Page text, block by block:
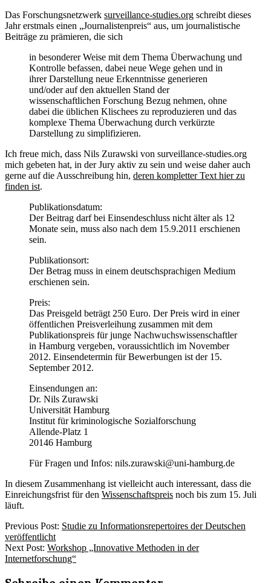
Das Forschungsnetzwerk surveillance-studies.org schreibt dieses
Jahr erstmals einen „Journalistenpreis“ aus, um journalistische
Beiträge zu prämieren, die sich
in besonderer Weise mit dem Thema Überwachung und
Kontrolle befassen, dabei neue Wege gehen und in
ihrer Darstellung neue Erkenntnisse generieren
und/oder auf den aktuellen Stand der
wissenschaftlichen Forschung Bezug nehmen, ohne
dabei die üblichen Klischees zu reproduzieren und das
komplexe Thema Überwachung durch verkürzte
Darstellung zu simplifizieren.
Ich freue mich, dass Nils Zurawski von surveillance-studies.org
mich gebeten hat, in der Jury aktiv zu sein und weise daher auch
gerne auf die Ausschreibung hin, deren kompletter Text hier zu
finden ist.
Publikationsdatum:
Der Beitrag darf bei Einsendeschluss nicht älter als 12
Monate sein, muss also nach dem 15.9.2011 erschienen
sein.
Publikationsort:
Der Betrag muss in einem deutschsprachigen Medium
erschienen sein.
Preis:
Das Preisgeld beträgt 250 Euro. Der Preis wird in einer
öffentlichen Preisverleihung zusammen mit dem
Publikationspreis für junge Nachwuchswissenschaftler
in Hamburg vergeben, voraussichtlich im November
2012. Einsendetermin für Bewerbungen ist der 15.
September 2012.
Einsendungen an:
Dr. Nils Zurawski
Universität Hamburg
Institut für kriminologische Sozialforschung
Allende-Platz 1
20146 Hamburg
Für Fragen und Infos: nils.zurawski@uni-hamburg.de
In diesem Zusammenhang ist vielleicht auch interessant, dass die
Einreichungsfrist für den Wissenschaftspreis noch bis zum 15. Juli
läuft.
2012-
07-
02
Previous Post: Studie zu Informationsrepertoires der Deutschen
veröffentlicht
Next Post: Workshop „Innovative Methoden in der
Internetforschung“